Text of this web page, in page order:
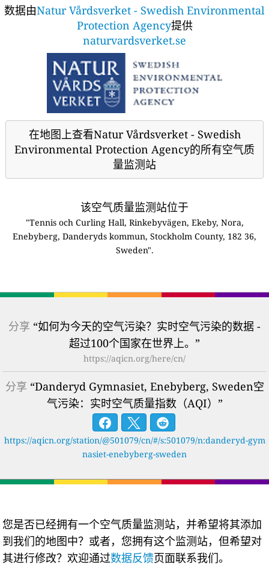
数据由Natur Vårdsverket - Swedish Environmental
Protection Agency提供
naturvardsverket.se
在地图上查看Natur Vårdsverket - Swedish
Environmental Protection Agency的所有空气质
量监测站
该空气质量监测站位于
"Tennis och Curling Hall, Rinkebyvägen, Ekeby, Nora,
Enebyberg, Danderyds kommun, Stockholm County, 182 36,
Sweden".
分享 “如何为今天的空气污染？实时空气污染的数据 -
超过100个国家在世界上。”
https://aqicn.org/here/cn/
分享 “Danderyd Gymnasiet, Enebyberg, Sweden空
气污染：实时空气质量指数（AQI）”
https://aqicn.org/station/@501079/cn/#/s:501079/n:danderyd-gym
nasiet-enebyberg-sweden
您是否已经拥有一个空气质量监测站，并希望将其添加
到我们的地图中？或者，您拥有这个监测站，但希望对
其进行修改？欢迎通过数据反馈页面联系我们。